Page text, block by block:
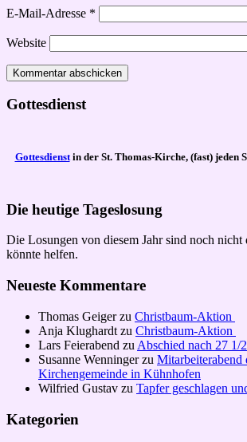
E-Mail-Adresse *
Website
Gottesdienst
Gottesdienstin der St. Thomas-Kirche, (fast) jeden
Die heutige Tageslosung
Die Losungen von diesem Jahr sind noch nicht
könnte helfen.
Neueste Kommentare
Thomas Geigerzu Christbaum-Aktion
Anja Klughardt zu Christbaum-Aktion
Lars Feierabend zu Abschied nach 27 1/
Susanne Wenningerzu Mitarbeiterabend
Kirchengemeinde in Kühnhofen
Wilfried Gustav zu Tapfer geschlagen
Kategorien